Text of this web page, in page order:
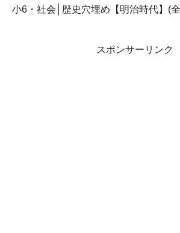
小6・社会│歴史穴埋め【明治時代】(
スポンサーリンク